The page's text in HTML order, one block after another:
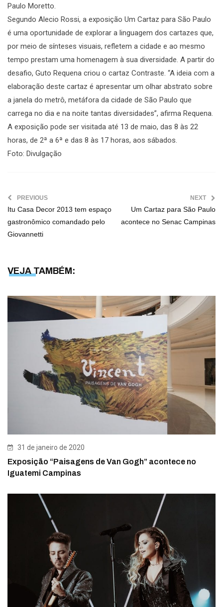
Paulo Moretto.
Segundo Alecio Rossi, a exposição Um Cartaz para São Paulo
é uma oportunidade de explorar a linguagem dos cartazes que,
por meio de sínteses visuais, refletem a cidade e ao mesmo
tempo prestam uma homenagem à sua diversidade. A partir do
desafio, Guto Requena criou o cartaz Contraste. “A ideia com a
elaboração deste cartaz é apresentar um olhar abstrato sobre
a janela do metrô, metáfora da cidade de São Paulo que
carrega no dia e na noite tantas diversidades”, afirma Requena.
A exposição pode ser visitada até 13 de maio, das 8 às 22
horas, de 2ª a 6ª e das 8 às 17 horas, aos sábados.
Foto: Divulgação
PREVIOUS
Itu Casa Decor 2013 tem espaço
gastronômico comandado pelo
Giovannetti
NEXT
Um Cartaz para São Paulo
acontece no Senac Campinas
VEJA TAMBÉM:
31 de janeiro de 2020
Exposição “Paisagens de Van Gogh” acontece no
Iguatemi Campinas